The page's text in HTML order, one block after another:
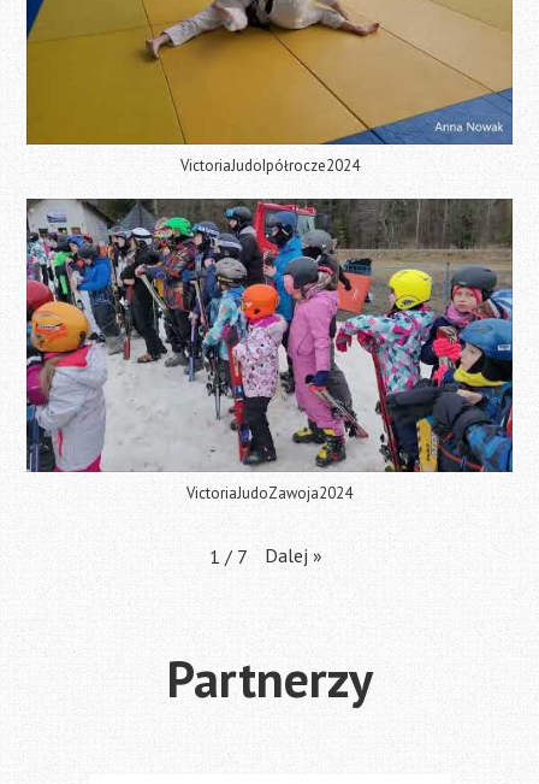
VictoriaJudoIpółrocze2024
VictoriaJudoZawoja2024
1 / 7 Dalej »
Partnerzy